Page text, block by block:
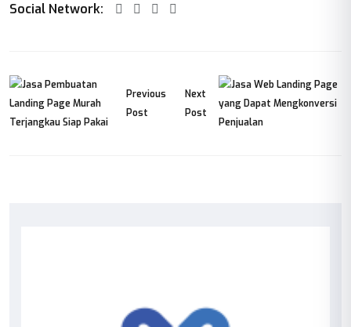
Social Network:
Previous
Post
Next
Post